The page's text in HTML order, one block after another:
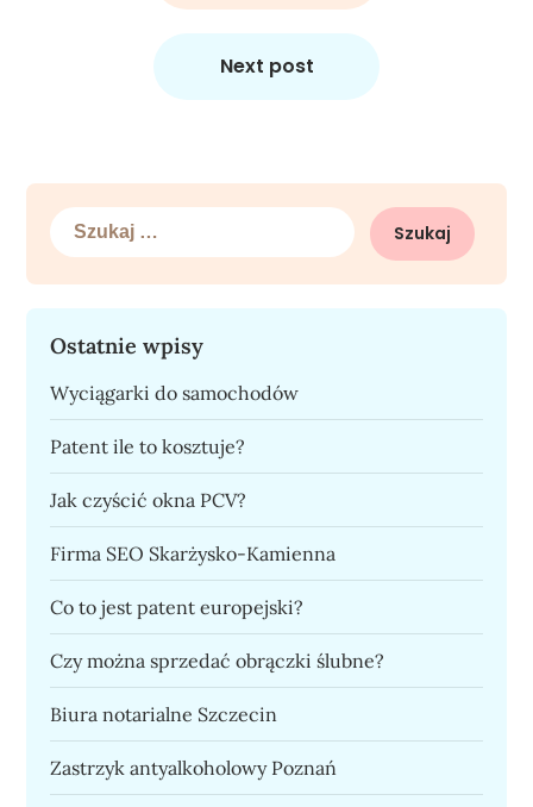
Next post
Szukaj:
Ostatnie wpisy
Wyciągarki do samochodów
Patent ile to kosztuje?
Jak czyścić okna PCV?
Firma SEO Skarżysko-Kamienna
Co to jest patent europejski?
Czy można sprzedać obrączki ślubne?
Biura notarialne Szczecin
Zastrzyk antyalkoholowy Poznań